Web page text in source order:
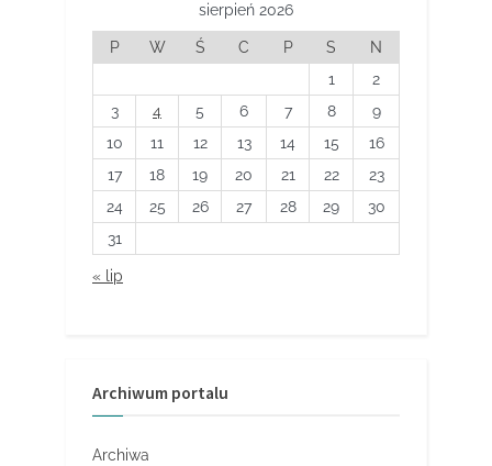
sierpień 2026
P W Ś C P S
N
1
2
3
4 5 6 7 8
9
10
11 12 13 14 15
16
17
18 19 20 21 22
23
24
25 26 27 28 29
30
31
« lip
Archiwum portalu
Archiwa